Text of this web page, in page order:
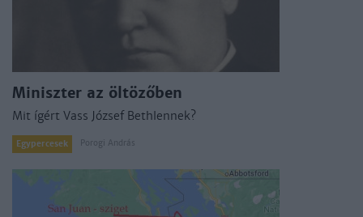
Miniszter az öltözőben
Mit ígért Vass József Bethlennek?
Egypercesek Porogi András